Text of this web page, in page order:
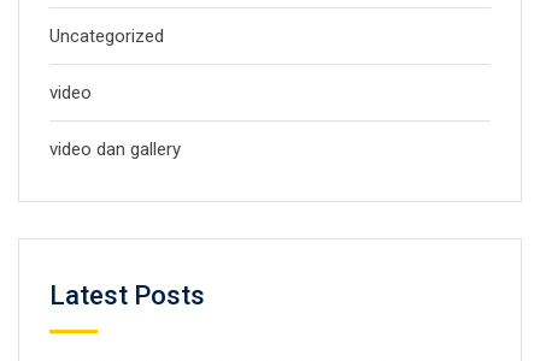
Uncategorized
video
video dan gallery
Latest Posts